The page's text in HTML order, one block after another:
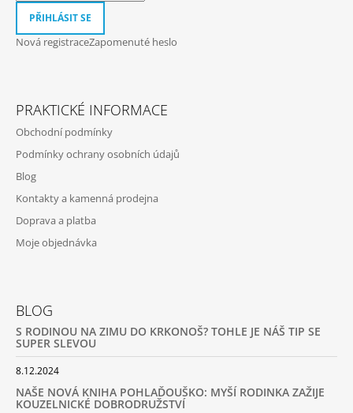
PŘIHLÁSIT SE
Nová registraceZapomenuté heslo
PRAKTICKÉ INFORMACE
Obchodní podmínky
Podmínky ochrany osobních údajů
Blog
Kontakty a kamenná prodejna
Doprava a platba
Moje objednávka
BLOG
S RODINOU NA ZIMU DO KRKONOŠ? TOHLE JE NÁŠ TIP SE
SUPER SLEVOU
8.12.2024
NAŠE NOVÁ KNIHA POHLAĎOUŠKO: MYŠÍ RODINKA ZAŽIJE
KOUZELNICKÉ DOBRODRUŽSTVÍ